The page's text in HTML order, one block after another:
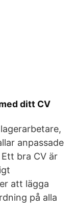
ditt CV
anpassade
bra CV är
att lägga
på alla